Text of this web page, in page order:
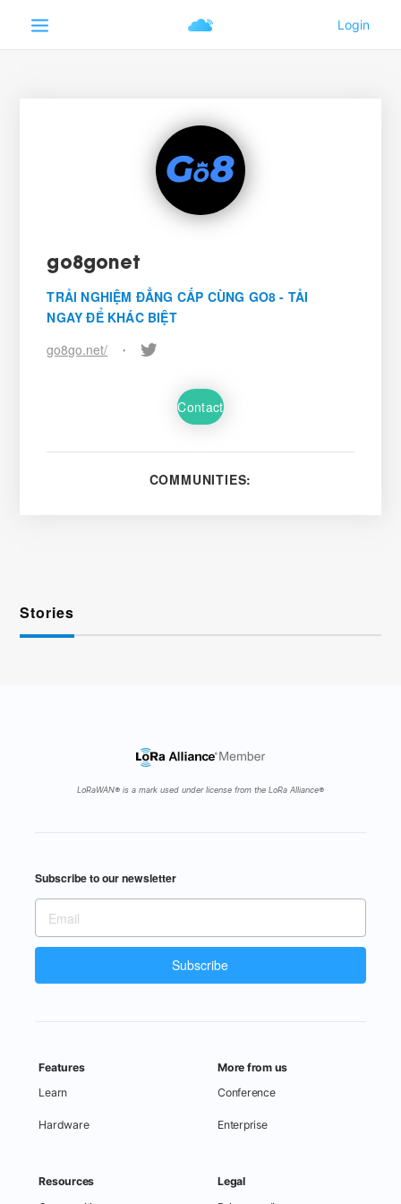
go8gonet
TRẢI NGHIỆM ĐẲNG CẤP CÙNG GO8 - TẢI
NGAY ĐỂ KHÁC BIỆT
go8go.net/
•
Contact
COMMUNITIES:
Stories